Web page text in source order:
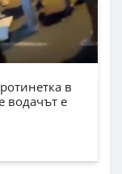
в
водачът е